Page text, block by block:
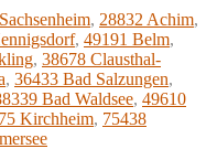
, 28832 Achim,
, 49191 Belm,
, 38678 Clausthal-
, 36433 Bad Salzungen,
Bad Waldsee, 49610
Kirchheim, 75438